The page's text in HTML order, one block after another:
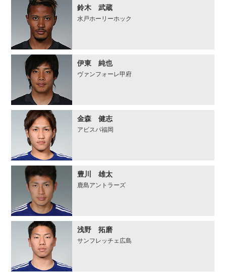
鈴木 武蔵
水戸ホーリーホック
伊東 純也
ヴァンフォーレ甲府
金森 健志
アビスパ福岡
豊川 雄太
鹿島アントラーズ
浅野 拓磨
サンフレッチェ広島